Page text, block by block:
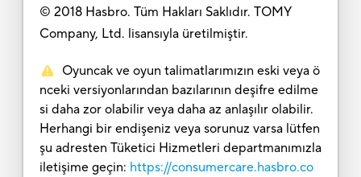
© 2018 Hasbro. Tüm Hakları Saklıdır. TOMY
Company, Ltd. lisansıyla üretilmiştir.
Oyuncak ve oyun talimatlarımızın eski veya ö
nceki versiyonlarından bazılarının deşifre edilme
si daha zor olabilir veya daha az anlaşılır olabilir.
Herhangi bir endişeniz veya sorunuz varsa lütfen
şu adresten Tüketici Hizmetleri departmanımızla
iletişime geçin: https://consumercare.hasbro.co